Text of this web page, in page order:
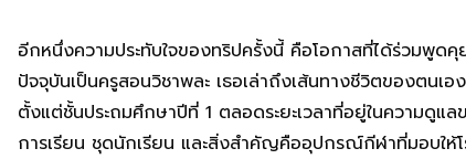
อีกหนึ่งความประทับใจของทริปครั้งนี้ คือโอกาสที่ได้ร่วมพูด
ปัจจุบันเป็นครูสอนวิชาพละ เธอเล่าถึงเส้นทางชีวิตของตนเ
ตั้งแต่ชั้นประถมศึกษาปีที่ 1 ตลอดระยะเวลาที่อยู่ในความดู
การเรียน ชุดนักเรียน และสิ่งสำคัญคืออุปกรณ์กีฬาที่มอบให้โ